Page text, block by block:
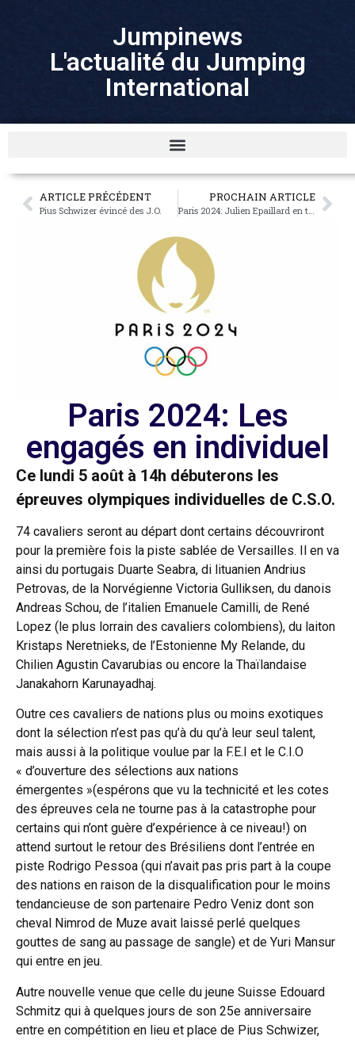
Jumpinews
L'actualité du Jumping
International
ARTICLE PRÉCÉDENT
Pius Schwizer évincé des J.O.
PROCHAIN ARTICLE
Paris 2024: Julien Epaillard en tête
Paris 2024: Les
engagés en individuel
Ce lundi 5 août à 14h débuterons les
épreuves olympiques individuelles de C.S.O.
74 cavaliers seront au départ dont certains découvriront
pour la première fois la piste sablée de Versailles. Il en va
ainsi du portugais Duarte Seabra, di lituanien Andrius
Petrovas, de la Norvégienne Victoria Gulliksen, du danois
Andreas Schou, de l’italien Emanuele Camilli, de René
Lopez (le plus lorrain des cavaliers colombiens), du laiton
Kristaps Neretnieks, de l’Estonienne My Relande, du
Chilien Agustin Cavarubias ou encore la Thaïlandaise
Janakahorn Karunayadhaj.
Outre ces cavaliers de nations plus ou moins exotiques
dont la sélection n’est pas qu’à du qu’à leur seul talent,
mais aussi à la politique voulue par la F.E.I et le C.I.O
« d’ouverture des sélections aux nations
émergentes »(espérons que vu la technicité et les cotes
des épreuves cela ne tourne pas à la catastrophe pour
certains qui n’ont guère d’expérience à ce niveau!) on
attend surtout le retour des Brésiliens dont l’entrée en
piste Rodrigo Pessoa (qui n’avait pas pris part à la coupe
des nations en raison de la disqualification pour le moins
tendancieuse de son partenaire Pedro Veniz dont son
cheval Nimrod de Muze avait laissé perlé quelques
gouttes de sang au passage de sangle) et de Yuri Mansur
qui entre en jeu.
Autre nouvelle venue que celle du jeune Suisse Edouard
Schmitz qui à quelques jours de son 25e anniversaire
entre en compétition en lieu et place de Pius Schwizer,